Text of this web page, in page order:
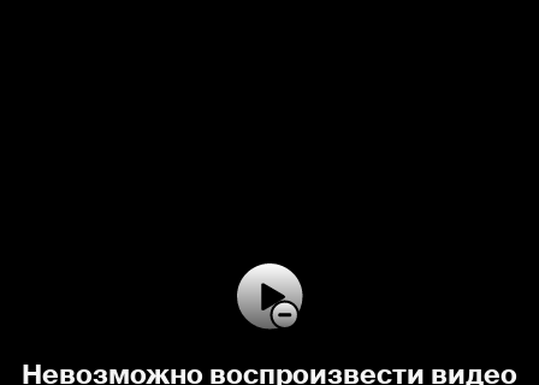
Невозможно воспроизвести видео